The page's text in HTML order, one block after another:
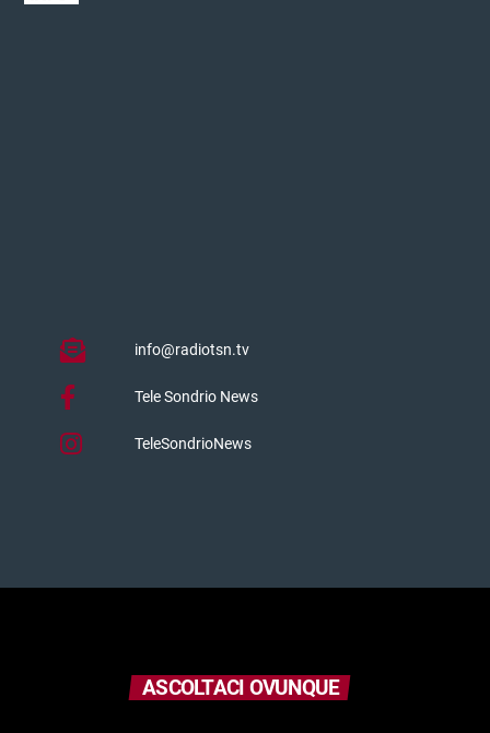
info@radiotsn.tv
Tele Sondrio News
TeleSondrioNews
ASCOLTACI OVUNQUE